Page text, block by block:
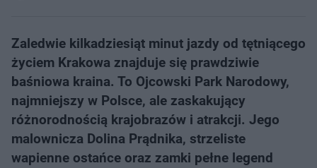
Zaledwie kilkadziesiąt minut jazdy od tętniącego
życiem Krakowa znajduje się prawdziwie
baśniowa kraina. To Ojcowski Park Narodowy,
najmniejszy w Polsce, ale zaskakujący
różnorodnością krajobrazów i atrakcji. Jego
malownicza Dolina Prądnika, strzeliste
wapienne ostańce oraz zamki pełne legend